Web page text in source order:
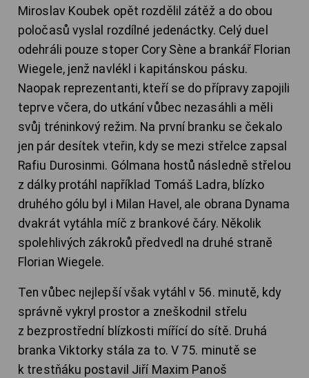
Miroslav Koubek opět rozdělil zátěž a do obou
poločasů vyslal rozdílné jedenáctky. Celý duel
odehráli pouze stoper Cory Sène a brankář Florian
Wiegele, jenž navlékl i kapitánskou pásku.
Naopak reprezentanti, kteří se do přípravy zapojili
teprve včera, do utkání vůbec nezasáhli a měli
svůj tréninkový režim. Na první branku se čekalo
jen pár desítek vteřin, kdy se mezi střelce zapsal
Rafiu Durosinmi. Gólmana hostů následně střelou
z dálky protáhl například Tomáš Ladra, blízko
druhého gólu byl i Milan Havel, ale obrana Dynama
dvakrát vytáhla míč z brankové čáry. Několik
spolehlivých zákroků předvedl na druhé straně
Florian Wiegele.
Ten vůbec nejlepší však vytáhl v 56. minutě, kdy
správně vykryl prostor a zneškodnil střelu
z bezprostřední blízkosti mířící do sítě. Druhá
branka Viktorky stála za to. V 75. minutě se
k trestňáku postavil Jiří Maxim Panoš